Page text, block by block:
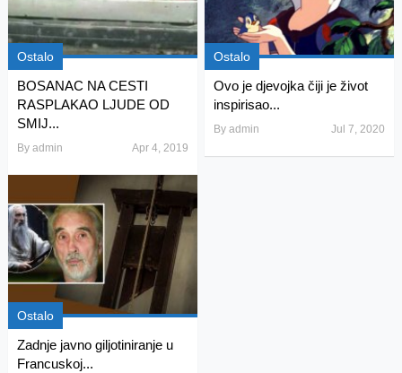
Ostalo
BOSANAC NA CESTI
RASPLAKAO LJUDE OD
SMIJ...
By admin Apr 4, 2019
Ostalo
Ovo je djevojka čiji je život
inspirisao...
Byadmin Jul 7, 2020
Ostalo
Zadnje javno giljotiniranje u
Francuskoj...